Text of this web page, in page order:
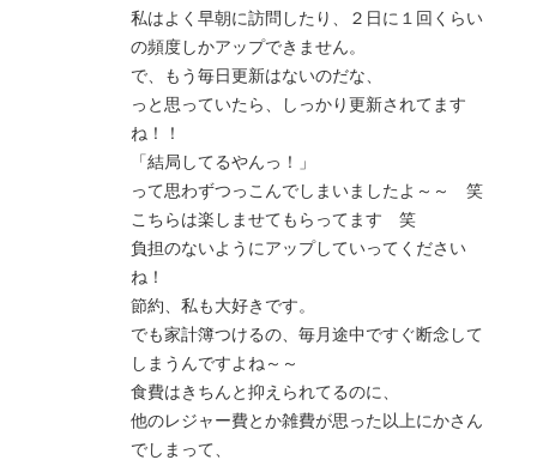
私はよく早朝に訪問したり、２日に１回くらい
の頻度しかアップできません。
で、もう毎日更新はないのだな、
っと思っていたら、しっかり更新されてます
ね！！
「結局してるやんっ！」
って思わずつっこんでしまいましたよ～～ 笑
こちらは楽しませてもらってます 笑
負担のないようにアップしていってください
ね！
節約、私も大好きです。
でも家計簿つけるの、毎月途中ですぐ断念して
しまうんですよね～～
食費はきちんと抑えられてるのに、
他のレジャー費とか雑費が思った以上にかさん
でしまって、